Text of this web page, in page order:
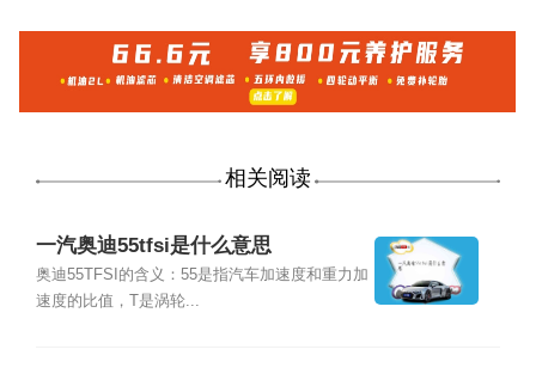
相关阅读
一汽奥迪55tfsi是什么意思
奥迪55TFSI的含义：55是指汽车加速度和重力加
速度的比值，T是涡轮...